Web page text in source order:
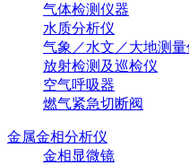
气体检测仪器
水质分析仪
气象／水文／大地测量
放射检测及巡检仪
空气呼吸器
燃气紧急切断阀
金属金相分析仪
金相显微镜